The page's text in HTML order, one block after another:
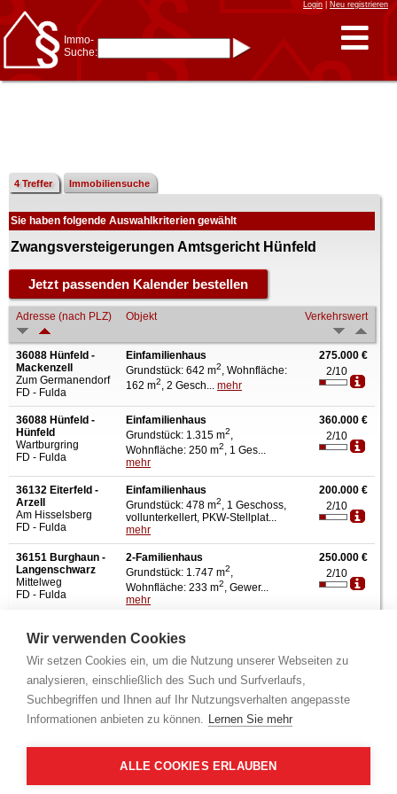
Wir verwenden Cookies
Wir setzen Cookies ein, um die Nutzung unserer Webseiten zu
analysieren, einschließlich des Such und Surfverlaufs,
Suchbegriffen und Ihnen auf Ihr Nutzungsverhalten angepasste
Informationen anbieten zu können. Lernen Sie mehr
ALLE COOKIES ERLAUBEN
Login| Neu registrieren
Immo-
Suche:
z.B.:15 Frankfurtfür
Frankfurt/Oder
und6 Frankfurtfür Frankfurt
Immobiliensuche
nach Kreis
nach Amtsgericht
4 Treffer Immobiliensuche
Sie haben folgende Auswahlkriterien gewählt
Zwangsversteigerungen Amtsgericht Hünfeld
Adresse (nach PLZ) Objekt Verkehrswert
36088 Hünfeld -
Mackenzell
Zum Germanendorf
FD - Fulda
Einfamilienhaus
Grundstück: 642 m2, Wohnfläche:
162 m2, 2 Gesch... mehr
275.000 €
2/10
36088 Hünfeld -
Hünfeld
Wartburgring
FD - Fulda
Einfamilienhaus
Grundstück: 1.315 m2,
Wohnfläche: 250 m2, 1 Ges...
mehr
360.000 €
2/10
36132 Eiterfeld -
Arzell
Am Hisselsberg
FD - Fulda
Einfamilienhaus
Grundstück: 478 m2, 1 Geschoss,
vollunterkellert, PKW-Stellplat...
mehr
200.000 €
2/10
36151 Burghaun -
Langenschwarz
Mittelweg
FD - Fulda
2-Familienhaus
Grundstück: 1.747 m2,
Wohnfläche: 233 m2, Gewer...
mehr
250.000 €
2/10
Info - Amtsgericht
Büdingen,
Darmstadt, Dieburg, Dillenburg, Eschwege,
Frankenberg,
Frankfurt am Main,
Frankfurt-Höchst, Friedberg, Fritzlar, Fulda,
Fürth,
Gelnhausen,
Gießen, Groß-Gerau, Hadamar, Hanau, Herborn,
Langen,
Limburg, Marburg, Melsungen, Michelstadt, Offenbach,
Rüdesheim,
Schwalmstadt, Seligenstadt, Weilburg, Wetzlar,